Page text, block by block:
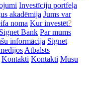
Investīciju portfeļa
akadēmija Jums var
noma Kur investēt?
Bank Par mums
informācija Signet
Atbalsts
Kontakti Kontakti Mūsu